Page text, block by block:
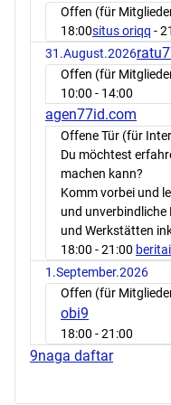
Offen (für
18:00situs oriqq -
31.August.2026
Offen (für
10:00 - 14:00
agen77id.com
Offene Tür (für
Du möchtest
machen kann?
Komm vorbei und
und
und Werkstätten
18:00 - 21:00
1.September.2026
Offen (für
obi9
18:00 - 21:00
9naga daftar